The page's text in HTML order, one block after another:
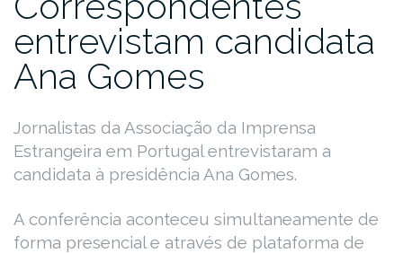
entrevistam candidata
Ana Gomes
Jornalistas da Associação da Imprensa
Estrangeira em Portugal entrevistaram a
candidata à presidência Ana Gomes.
A conferência aconteceu simultaneamente de
forma presencial e através de plataforma de